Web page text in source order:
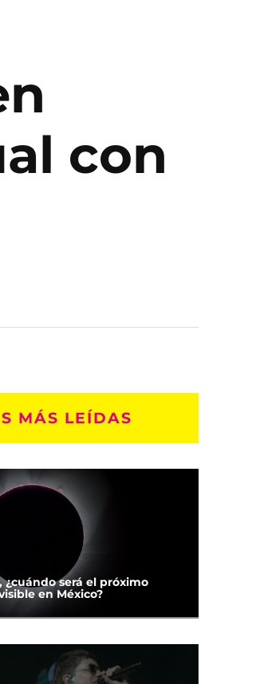
con
MÁS LEÍDAS
¿cuándo será el próximo
en México?